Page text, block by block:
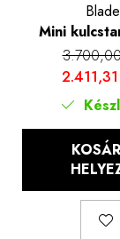
Mini
kivitel, fa